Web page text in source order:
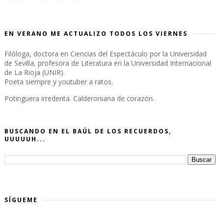
EN VERANO ME ACTUALIZO TODOS LOS VIERNES
Filóloga, doctora en Ciencias del Espectáculo por la Universidad
de Sevilla, profesora de Literatura en la Universidad Internacional
de La Rioja (UNIR).
Poeta siempre y youtuber a ratos.
Potinguera irredenta. Calderoniana de corazón.
BUSCANDO EN EL BAÚL DE LOS RECUERDOS,
UUUUUH...
SÍGUEME